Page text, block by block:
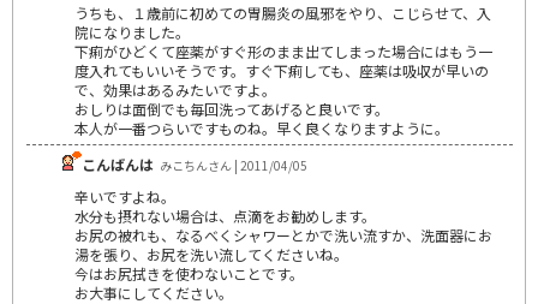
うちも、１歳前に初めての胃腸炎の風邪をやり、こじらせて、入
院になりました。
下痢がひどくて座薬がすぐ形のまま出てしまった場合にはもう一
度入れてもいいそうです。すぐ下痢しても、座薬は吸収が早いの
で、効果はあるみたいですよ。
おしりは面倒でも毎回洗ってあげると良いです。
本人が一番つらいですものね。早く良くなりますように。
こんばんは みこちんさん | 2011/04/05
辛いですよね。
水分も摂れない場合は、点滴をお勧めします。
お尻の被れも、なるべくシャワーとかで洗い流すか、洗面器にお
湯を張り、お尻を洗い流してくださいね。
今はお尻拭きを使わないことです。
お大事にしてください。